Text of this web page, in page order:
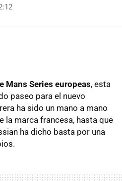
Mans Series europeas, esta
paseo para el nuevo
ha sido un mano a mano
la marca francesa, hasta que
ha dicho basta por una